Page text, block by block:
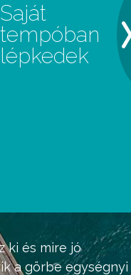
ki és mire jó
a görbe egységnyi
Saját
tempóban
lépkedek